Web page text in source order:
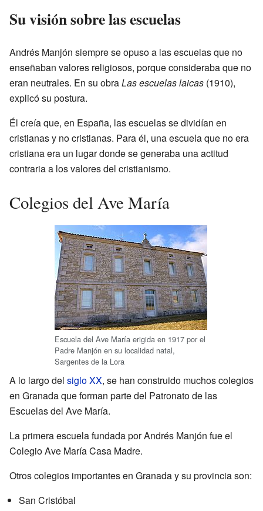
Su visión sobre las escuelas
Andrés Manjón siempre se opuso a las escuelas que no
enseñaban valores religiosos, porque consideraba que no
eran neutrales. En su obraLas escuelas laicas (1910),
explicó su postura.
Él creía que, en España, las escuelas se dividían en
cristianas y no cristianas. Para él, una escuela que no era
cristiana era un lugar donde se generaba una actitud
contraria a los valores del cristianismo.
Colegios del Ave María
Escuela del Ave María erigida en 1917 por el
Padre Manjón en su localidad natal,
Sargentes de la Lora
A lo largo del siglo XX, se han construido muchos colegios
en Granada que forman parte del Patronato de las
Escuelas del Ave María.
La primera escuela fundada por Andrés Manjón fue el
Colegio Ave María Casa Madre.
Otros colegios importantes en Granada y su provincia son:
San Cristóbal